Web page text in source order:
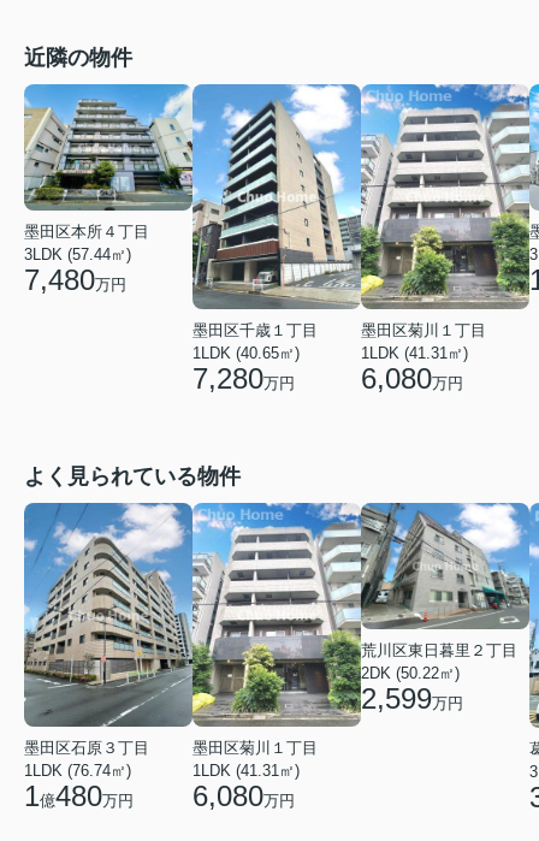
近隣の物件
墨田区本所４丁目
3LDK (57.44㎡)
7,480万円
墨田区千歳１丁目
1LDK (40.65㎡)
7,280万円
墨田区菊川１丁目
1LDK (41.31㎡)
6,080万円
よく見られている物件
墨田区石原３丁目
1LDK (76.74㎡)
1億480万円
墨田区菊川１丁目
1LDK (41.31㎡)
6,080万円
荒川区東日暮里２丁目
2DK (50.22㎡)
2,599万円